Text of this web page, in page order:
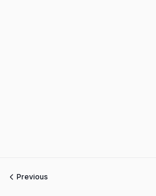
Previous